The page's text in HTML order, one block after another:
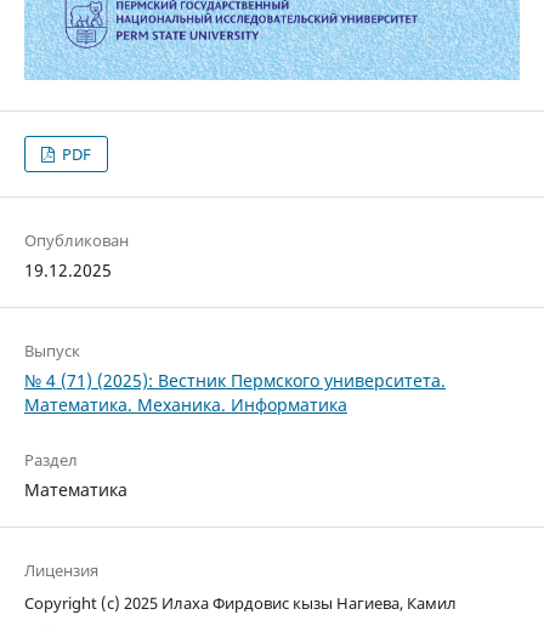
PDF
Опубликован
19.12.2025
Выпуск
№ 4 (71) (2025): Вестник Пермского университета.
Математика. Механика. Информатика
Раздел
Математика
Лицензия
Copyright (c) 2025 Илаха Фирдовис кызы Нагиева, Камил